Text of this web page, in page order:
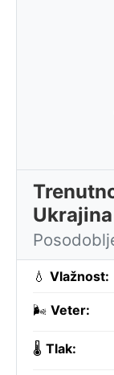
Ukrajina
💧 Vlažnost:
🌬️ Veter:
🌡️ Tlak: